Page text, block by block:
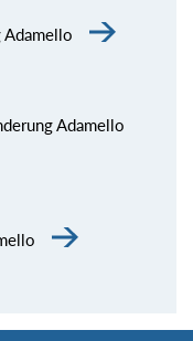
Adamello
Adamello